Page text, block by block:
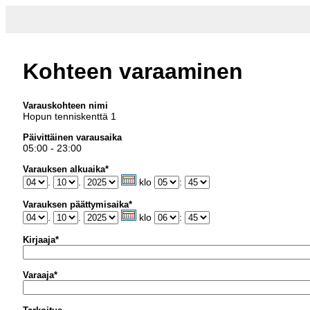
Kohteen varaaminen
Varauskohteen nimi
Hopun tenniskenttä 1
Päivittäinen varausaika
05:00 - 23:00
Varauksen alkuaika*
klo :
Varauksen päättymisaika*
klo :
Kirjaaja*
Varaaja*